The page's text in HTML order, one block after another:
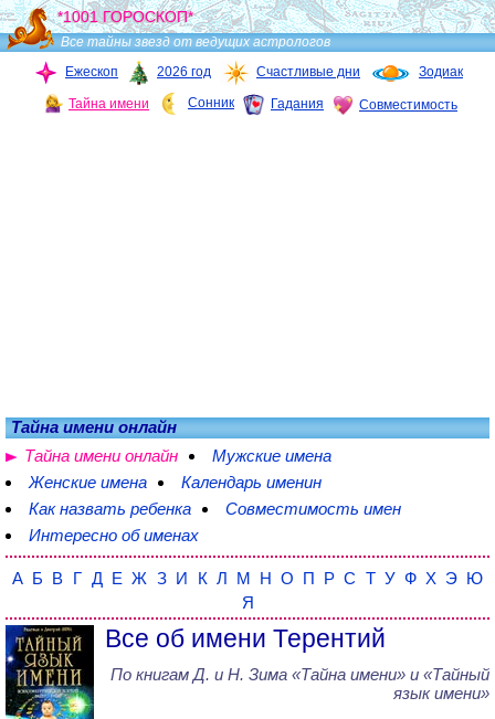
*1001 ГОРОСКОП*
Все тайны звезд от ведущих астрологов
Ежескоп
2026 год Счастливые дни Зодиак
Тайна имени Сонник Гадания Совместимость
Тайна имени онлайн
Тайна имени онлайн
Мужские имена
Женские имена
Календарь именин
Как назвать ребенка
Совместимость имен
Интересно об именах
А Б В Г Д Е Ж З И К Л М Н О П Р С Т У Ф Х Э Ю
Я
Все об имени Терентий
По книгам Д. и Н. Зима «Тайна имени» и «Тайный
язык имени»